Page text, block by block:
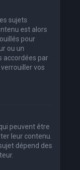
sujets
est alors
pour
ou un
accordées par
vos
peuvent être
leur contenu.
dépend des